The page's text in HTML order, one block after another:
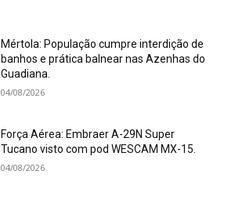
Mértola: População cumpre interdição de
banhos e prática balnear nas Azenhas do
Guadiana.
04/08/2026
Força Aérea: Embraer A-29N Super
Tucano visto com pod WESCAM MX-15.
04/08/2026